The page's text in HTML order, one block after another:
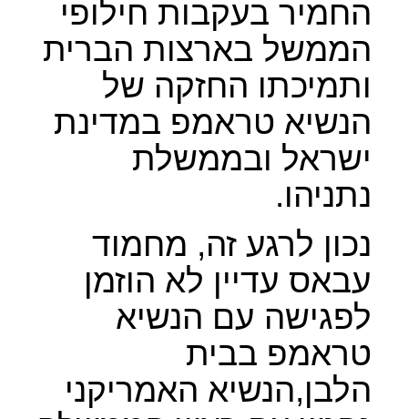
החמיר בעקבות חילופי
הממשל בארצות הברית
ותמיכתו החזקה של
הנשיא טראמפ במדינת
ישראל ובממשלת
נתניהו.
נכון לרגע זה, מחמוד
עבאס עדיין לא הוזמן
לפגישה עם הנשיא
טראמפ בבית
הלבן,הנשיא האמריקני